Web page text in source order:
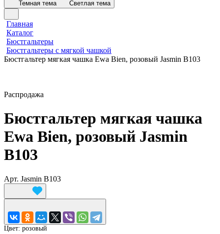
Темная тема Светлая тема
Главная
Каталог
Бюстгальтеры
Бюстгальтеры с мягкой чашкой
Бюстгальтер мягкая чашка Ewa Bien, розовый Jasmin B103
Распродажа
Бюстгальтер мягкая чашка
Ewa Bien, розовый Jasmin
B103
Арт. Jasmin B103
Цвет: розовый